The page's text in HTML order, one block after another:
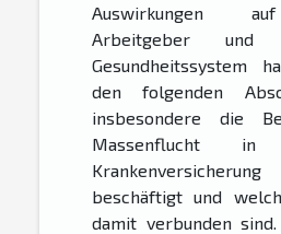
Auswirkungen
Arbeitgeber und
Gesundheitssystem
den folgenden
insbesondere die
Massenflucht
beschäftigt und
damit verbunden